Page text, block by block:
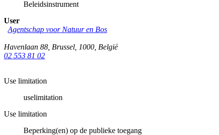
Beleidsinstrument
User
Agentschap voor Natuur en Bos
Havenlaan 88 Brussel 1000 België
02 553 81 02
Use limitation
uselimitation
Use limitation
Beperking(en) op de publieke toegang